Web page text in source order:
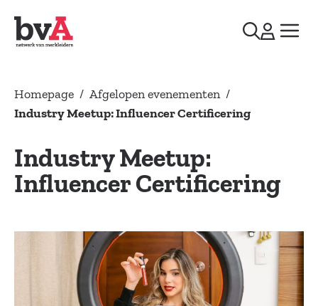
Homepage / Afgelopen evenementen /
Industry Meetup: Influencer Certificering
Industry Meetup:
Influencer Certificering